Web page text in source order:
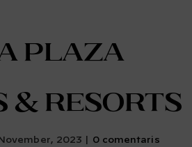
Plaza
& Resorts
2023 0 comentaris